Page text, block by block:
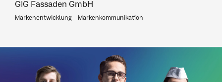
GIG Fassaden GmbH
Markenentwicklung Markenkommunikation